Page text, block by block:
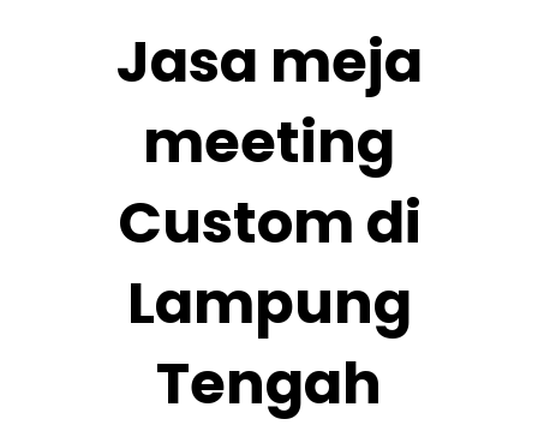
Jasa meja
meeting
Custom di
Lampung
Tengah